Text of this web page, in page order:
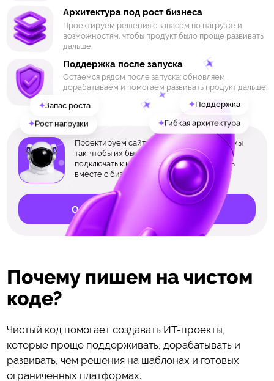
Архитектура под рост бизнеса
Проектируем решения с запасом по нагрузке и
возможностям, чтобы продукт было проще развивать
дальше.
Поддержка после запуска
Остаемся рядом после запуска: обновляем,
дорабатываем и помогаем развивать продукт дальше.
✦Чистый код ✦Гибкая архитектура
✦Рост нагрузки
✦Поддержка
✦Запас роста
Проектируем сайты, приложения и системы
так, чтобы их было проще дорабатывать,
подключать к новым сервисам и развивать
вместе с бизнесом.
Обсудить развитие продукта
Почему пишем на чистом
коде?
Чистый код помогает создавать ИТ-проекты,
которые проще поддерживать, дорабатывать и
развивать, чем решения на шаблонах и готовых
ограниченных платформах.